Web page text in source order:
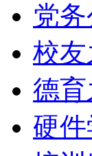
党务
校友
德育
硬件